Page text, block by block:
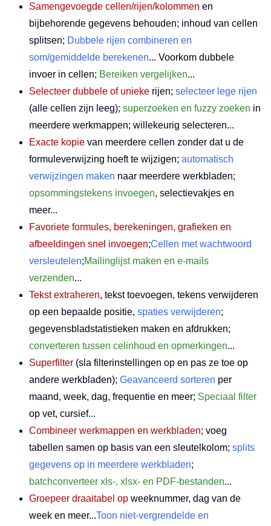
Samengevoegde cellen/rijen/kolommen en
bijbehorende gegevens behouden; inhoud van cellen
splitsen; Dubbele rijen combineren en
som/gemiddelde berekenen... Voorkom dubbele
invoer in cellen; Bereiken vergelijken...
Selecteer dubbele of unieke rijen; selecteer lege rijen
(alle cellen zijn leeg); superzoeken en fuzzy zoeken in
meerdere werkmappen; willekeurig selecteren...
Exacte kopie van meerdere cellen zonder dat u de
formuleverwijzing hoeft te wijzigen; automatisch
verwijzingen maken naar meerdere werkbladen;
opsommingstekens invoegen, selectievakjes en
meer...
Favoriete formules, berekeningen, grafieken en
afbeeldingen snel invoegen;Cellen met wachtwoord
versleutelen;Mailinglijst maken en e-mails
verzenden...
Tekst extraheren, tekst toevoegen, tekens verwijderen
op een bepaalde positie, spaties verwijderen;
gegevensbladstatistieken maken en afdrukken;
converteren tussen celinhoud en opmerkingen...
Superfilter (sla filterinstellingen op en pas ze toe op
andere werkbladen); Geavanceerd sorteren per
maand, week, dag, frequentie en meer; Speciaal filter
op vet, cursief...
Combineer werkmappen en werkbladen; voeg
tabellen samen op basis van een sleutelkolom; splits
gegevens op in meerdere werkbladen;
batchconverteer xls-, xlsx- en PDF-bestanden...
Groepeer draaitabel op weeknummer, dag van de
week en meer...Toon niet-vergrendelde en